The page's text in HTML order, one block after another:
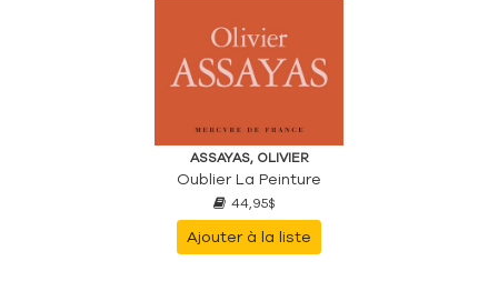
ASSAYAS, OLIVIER
Oublier La Peinture
44,95$
Ajouter à la liste